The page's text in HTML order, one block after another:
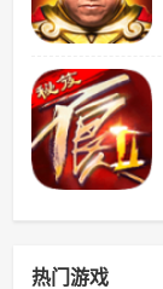
热门游戏